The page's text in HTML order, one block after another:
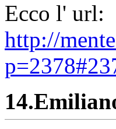
Ecco l' url:
http://
14.